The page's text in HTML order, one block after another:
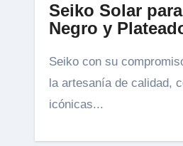
Seiko Solar
Negro y
Seiko con su compromiso con la innovación y
la artesanía de calidad,
icónicas...